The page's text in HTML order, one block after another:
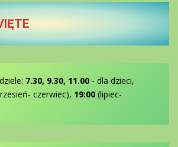
7.30, 9.30, 11.00 - dla dzieci,
czerwiec), 19:00(lipiec-